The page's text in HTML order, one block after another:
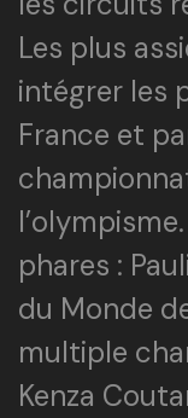
Les plus
intégrer les
France et
phares :
du Monde
multiple
Kenza